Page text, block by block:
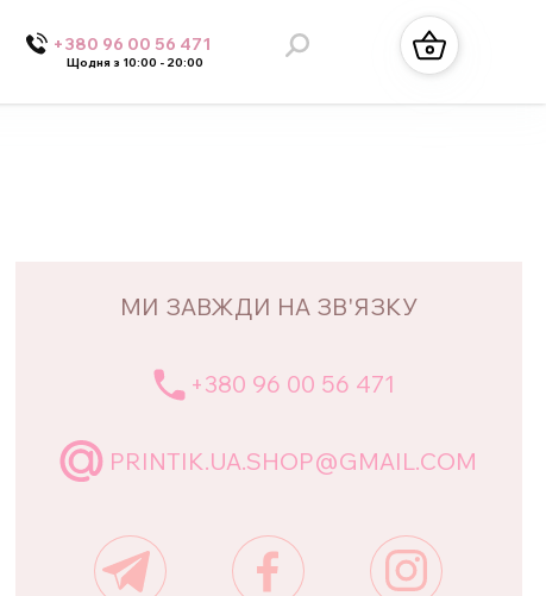
+380 96 00 56 471
Щодня з 10:00 - 20:00
МИ ЗАВЖДИ НА ЗВ'ЯЗКУ
+380 96 00 56 471
PRINTIK.UA.SHOP@GMAIL.COM